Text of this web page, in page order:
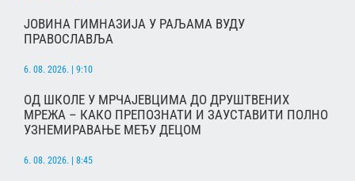
ЈОВИНА ГИМНАЗИЈА У РАЉАМА ВУДУ
ПРАВОСЛАВЉА
6. 08. 2026. | 9:10
ОД ШКОЛЕ У МРЧАЈЕВЦИМА ДО ДРУШТВЕНИХ
МРЕЖА – КАКО ПРЕПОЗНАТИ И ЗАУСТАВИТИ ПОЛНО
УЗНЕМИРАВАЊЕ МЕЂУ ДЕЦОМ
6. 08. 2026. | 8:45